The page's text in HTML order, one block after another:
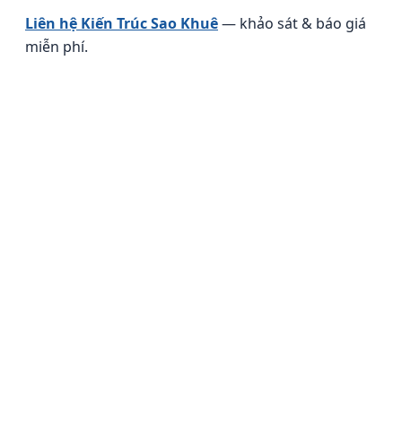
Liên hệ Kiến Trúc Sao Khuê— khảo sát & báo giá
miễn phí.